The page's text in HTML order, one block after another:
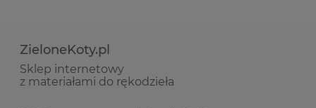
ZieloneKoty.pl
Sklep internetowy
z materiałami do rękodzieła